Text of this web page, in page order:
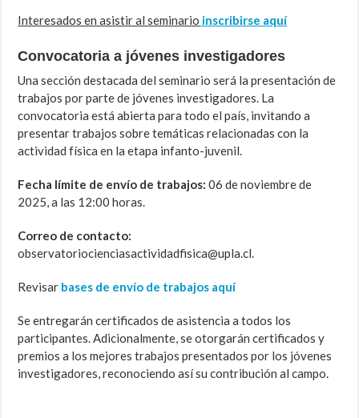
Interesados en asistir al seminario inscribirse aquí
Convocatoria a jóvenes investigadores
Una sección destacada del seminario será la presentación de
trabajos por parte de jóvenes investigadores. La
convocatoria está abierta para todo el país, invitando a
presentar trabajos sobre temáticas relacionadas con la
actividad física en la etapa infanto-juvenil.
Fecha límite de envío de trabajos: 06 de noviembre de
2025, a las 12:00 horas.
Correo de contacto:
observatoriocienciasactividadfisica@upla.cl.
Revisar bases de envío de trabajos aquí
Se entregarán certificados de asistencia a todos los
participantes. Adicionalmente, se otorgarán certificados y
premios a los mejores trabajos presentados por los jóvenes
investigadores, reconociendo así su contribución al campo.